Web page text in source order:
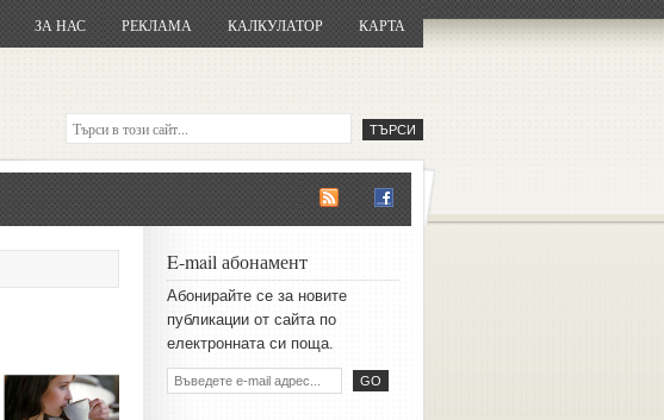
ЗА НАС РЕКЛАМА КАЛКУЛАТОР КАРТА
E-mail абонамент
Aбoниpaйтe ce зa нoвитe
пyбликaции oт caйтa пo
eлeктpoннaтa cи пoщa.